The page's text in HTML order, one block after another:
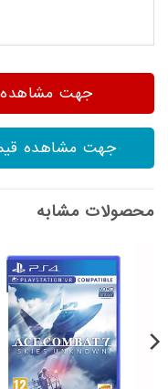
جهت مشاهده
جهت مشاهده
محصولات مشابه